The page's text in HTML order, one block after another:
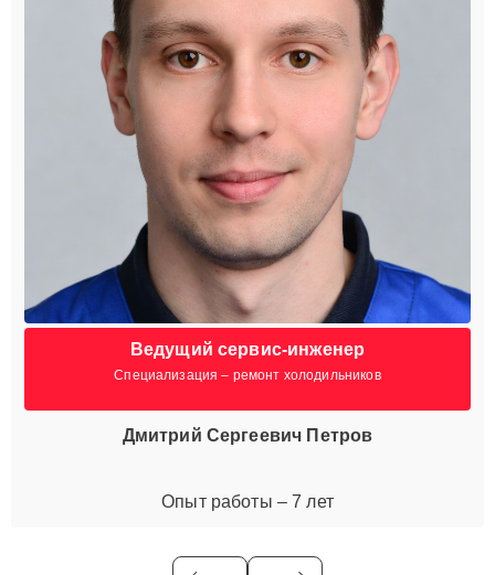
Ведущий сервис-инженер
Специализация – ремонт холодильников
Дмитрий Сергеевич Петров
Опыт работы – 7 лет